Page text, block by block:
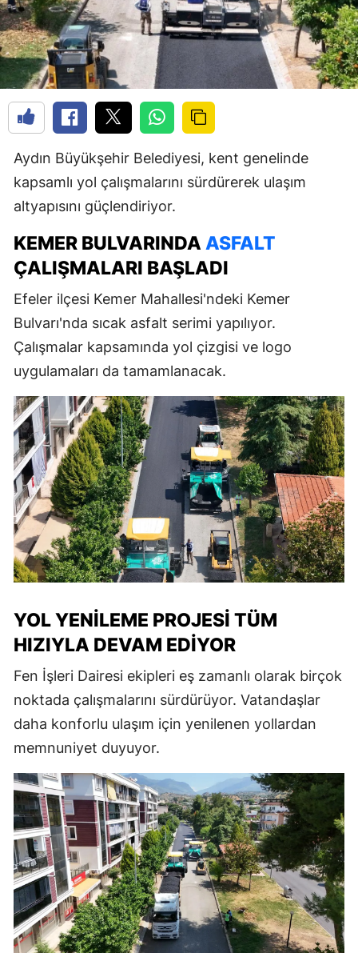
Aydın Büyükşehir Belediyesi, kent genelinde
kapsamlı yol çalışmalarını sürdürerek ulaşım
altyapısını güçlendiriyor.
KEMER BULVARINDA ASFALT
ÇALIŞMALARI BAŞLADI
Efeler ilçesi Kemer Mahallesi'ndeki Kemer
Bulvarı'nda sıcak asfalt serimi yapılıyor.
Çalışmalar kapsamında yol çizgisi ve logo
uygulamaları da tamamlanacak.
YOL YENILEME PROJESI TÜM
HIZIYLA DEVAM EDIYOR
Fen İşleri Dairesi ekipleri eş zamanlı olarak birçok
noktada çalışmalarını sürdürüyor. Vatandaşlar
daha konforlu ulaşım için yenilenen yollardan
memnuniyet duyuyor.